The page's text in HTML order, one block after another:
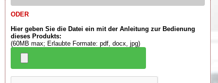
ODER
Hier geben Sie die Datei ein mit der Anleitung zur Bedienung
dieses Produkts:
(60MB max; Erlaubte Formate: pdf, docx, jpg)